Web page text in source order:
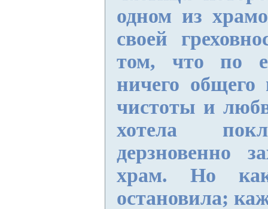
одном из
своей
том, что по
ничего
чистоты и
хотела
дерзновенно
храм. Но
остановила;